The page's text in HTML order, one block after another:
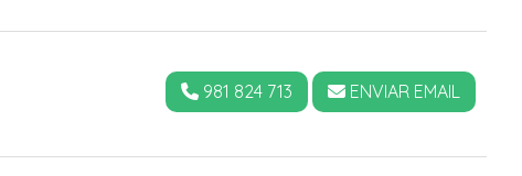
981 824 713 ENVIAR EMAIL